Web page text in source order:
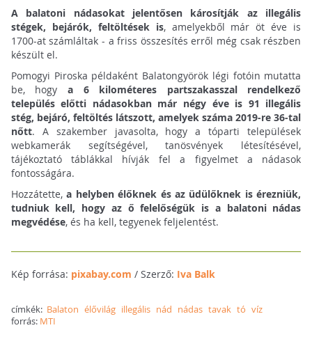
A balatoni nádasokat jelentősen károsítják az illegális
stégek, bejárók, feltöltések is, amelyekből már öt éve is
1700-at számláltak - a friss összesítés erről még csak részben
készült el.
Pomogyi Piroska példaként Balatongyörök légi fotóin mutatta
be, hogy a 6 kilométeres partszakasszal rendelkező
település előtti nádasokban már négy éve is 91 illegális
stég, bejáró, feltöltés látszott, amelyek száma 2019-re 36-tal
nőtt. A szakember javasolta, hogy a tóparti települések
webkamerák segítségével, tanösvények létesítésével,
tájékoztató táblákkal hívják fel a figyelmet a nádasok
fontosságára.
Hozzátette,a helyben élőknek és az üdülőknek is érezniük,
tudniuk kell, hogy az ő felelőségük is a balatoni nádas
megvédése, és ha kell, tegyenek feljelentést.
Kép forrása: pixabay.com / Szerző: Iva Balk
címkék: Balaton élővilág illegális nád nádas tavak tó víz
forrás: MTI